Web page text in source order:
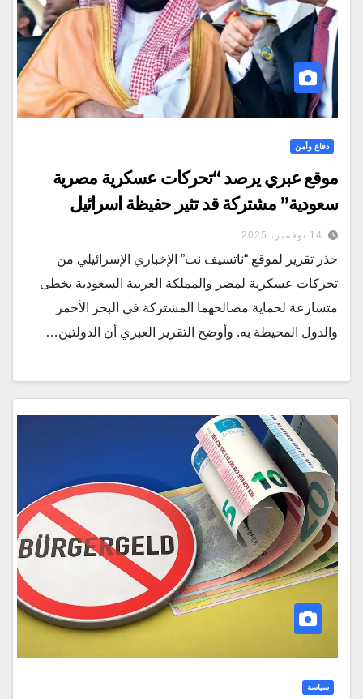
دفاع وأمن
موقع عبري يرصد “تحركات عسكرية مصرية
سعودية” مشتركة قد تثير حفيظة اسرائيل
14 نوفمبر، 2025
حذر تقرير لموقع “ناتسيف نت” الإخباري الإسرائيلي من
تحركات عسكرية لمصر والمملكة العربية السعودية بخطى
متسارعة لحماية مصالحهما المشتركة في البحر الأحمر
والدول المحيطة به. وأوضح التقرير العبري أن الدولتين…
سياسة